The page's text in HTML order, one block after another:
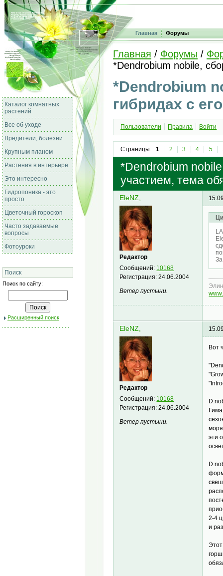
Главная Форумы
Каталог комнатных
растений
Все об уходе
Вредители, болезни
Крупным планом
Растения в интерьере
Это интересно
Гидропоника - это
просто
Цветочный гороскоп
Часто задаваемые
вопросы
Фотоуроки
Поиск
Поиск по сайту:
Расширенный поиск
Главная / Форумы /
*Dendrobium nobile,
*Dendrobium
гибридах с
Пользователи Правила Войти
Страницы: 1 2 3 4 5
*Dendrobium
участием, тема
EleNZ,
Редактор
Сообщений: 10168
Регистрация:24.06.2004
Ветер пустыни.
EleNZ,
Редактор
Сообщений: 10168
Регистрация:24.06.2004
Ветер пустыни.
Вот
эти
2-4
и